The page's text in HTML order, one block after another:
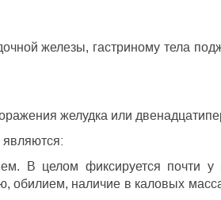
железы, гастриному тела
желудка или
В целом фиксируется почти у
обилием, наличие в каловых